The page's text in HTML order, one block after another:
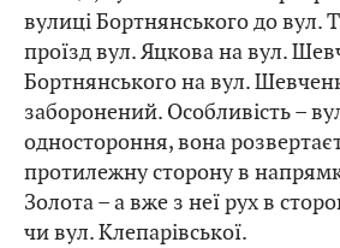
вулиці Бортнянського до вул.
проїзд вул. Яцкова на вул.
Бортнянського на вул.
заборонений. Особливість –
одностороння, вона
протилежну сторону в
Золота – а вже з неї рух в
чи вул. Клепарівської.